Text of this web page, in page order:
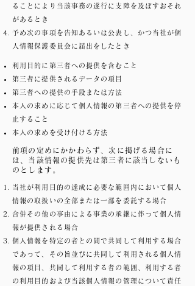
ることにより当該事務の遂行に支障を及ぼすおそれ
があるとき
予め次の事項を告知あるいは公表し、かつ当社が個
人情報保護委員会に届出をしたとき
利用目的に第三者への提供を含むこと
第三者に提供されるデータの項目
第三者への提供の手段または方法
本人の求めに応じて個人情報の第三者への提供を停
止すること
本人の求めを受け付ける方法
前項の定めにかかわらず、次に掲げる場合に
は、当該情報の提供先は第三者に該当しないも
のとします。
当社が利用目的の達成に必要な範囲内において個人
情報の取扱いの全部または一部を委託する場合
合併その他の事由による事業の承継に伴って個人情
報が提供される場合
個人情報を特定の者との間で共同して利用する場合
であって、その旨並びに共同して利用される個人情
報の項目、共同して利用する者の範囲、利用する者
の利用目的および当該個人情報の管理について責任